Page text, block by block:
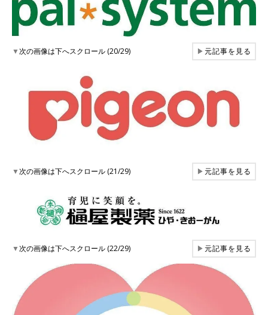
▼次の画像は下へスクロール (20/29) ▶元記事を見る
▼次の画像は下へスクロール (21/29) ▶元記事を見る
▼次の画像は下へスクロール (22/29) ▶元記事を見る